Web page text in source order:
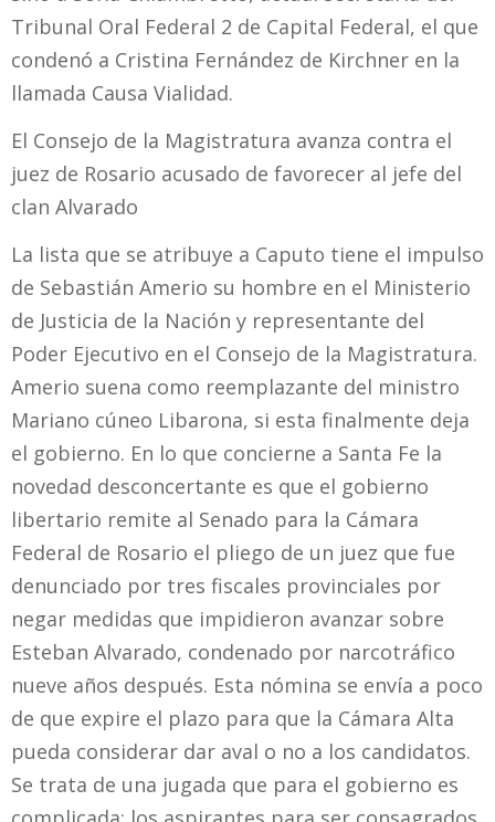
Tribunal Oral Federal 2 de Capital Federal, el que
condenó a Cristina Fernández de Kirchner en la
llamada Causa Vialidad.
El Consejo de la Magistratura avanza contra el
juez de Rosario acusado de favorecer al jefe del
clan Alvarado
La lista que se atribuye a Caputo tiene el impulso
de Sebastián Amerio su hombre en el Ministerio
de Justicia de la Nación y representante del
Poder Ejecutivo en el Consejo de la Magistratura.
Amerio suena como reemplazante del ministro
Mariano cúneo Libarona, si esta finalmente deja
el gobierno. En lo que concierne a Santa Fe la
novedad desconcertante es que el gobierno
libertario remite al Senado para la Cámara
Federal de Rosario el pliego de un juez que fue
denunciado por tres fiscales provinciales por
negar medidas que impidieron avanzar sobre
Esteban Alvarado, condenado por narcotráfico
nueve años después. Esta nómina se envía a poco
de que expire el plazo para que la Cámara Alta
pueda considerar dar aval o no a los candidatos.
Se trata de una jugada que para el gobierno es